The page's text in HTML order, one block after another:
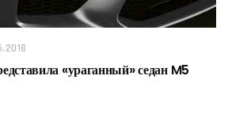
«ураганный» седан M5